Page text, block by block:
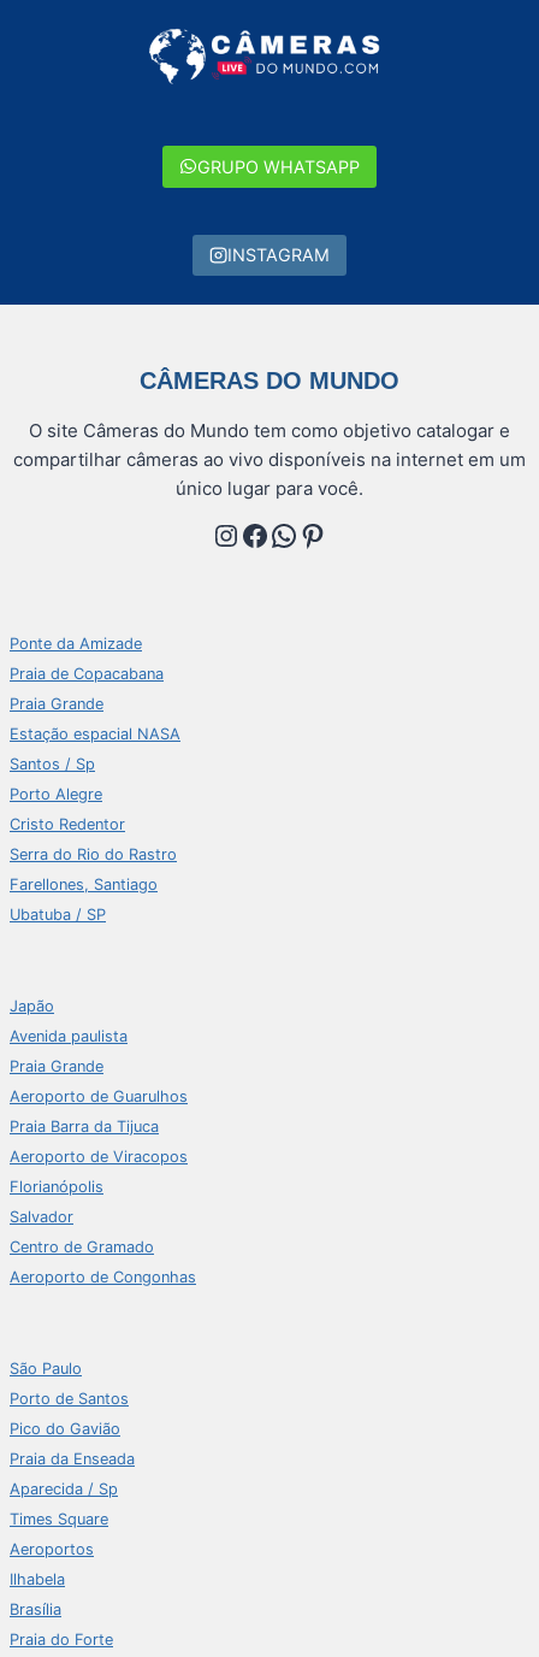
GRUPO WHATSAPP
INSTAGRAM
CÂMERAS DO MUNDO
O site Câmeras do Mundo tem como objetivo catalogar e
compartilhar câmeras ao vivo disponíveis na internet em um
único lugar para você.
Instagram
Facebook
WhatsApp
Pinterest
Ponte da Amizade
Praia de Copacabana
Praia Grande
Estação espacial NASA
Santos / Sp
Porto Alegre
Cristo Redentor
Serra do Rio do Rastro
Farellones, Santiago
Ubatuba / SP
Japão
Avenida paulista
Praia Grande
Aeroporto de Guarulhos
Praia Barra da Tijuca
Aeroporto de Viracopos
Florianópolis
Salvador
Centro de Gramado
Aeroporto de Congonhas
São Paulo
Porto de Santos
Pico do Gavião
Praia da Enseada
Aparecida / Sp
Times Square
Aeroportos
Ilhabela
Brasília
Praia do Forte